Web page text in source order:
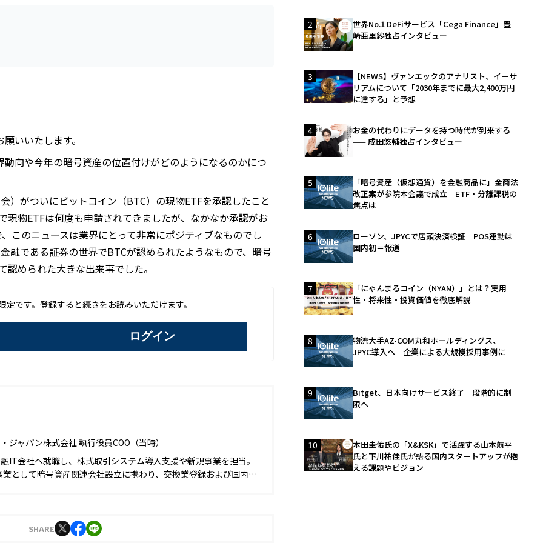
いいたします。
向や今年の暗号資産の位置付けがどのようになるのかにつ
）がついにビットコイン（BTC）の現物ETFを承認したこと
現物ETFは何度も申請されてきましたが、なかなか承認がお
このニュースは業界にとって非常にポジティブなものでし
融である証券の世界でBTCが認められたようなもので、暗号
められた大きな出来事でした。
定です。登録すると続きをお読みいただけます。
ログイン
ジャパン株式会社 執行役員COO（当時）
IT会社へ就職し、株式取引システム導入支援や新規事業を担当。
として暗号資産関連会社設立に携わり、交換業登録および国内初
SHARE
2
世界No.1 DeFiサービス「Cega Finance」豊
崎亜里紗独占インタビュー
3
【NEWS】ヴァンエックのアナリスト、イーサ
リアムについて「2030年までに最大2,400万円
に達する」と予想
4
お金の代わりにデータを持つ時代が到来する
—— 成田悠輔独占インタビュー
5
「暗号資産（仮想通貨）を金融商品に」金商法
改正案が参院本会議で成立 ETF・分離課税の
焦点は
6
ローソン、JPYCで店頭決済検証 POS連動は
国内初＝報道
7
「にゃんまるコイン（NYAN）」とは？実用
性・将来性・投資価値を徹底解説
8
物流大手AZ-COM丸和ホールディングス、
JPYC導入へ 企業による大規模採用事例に
9
Bitget、日本向けサービス終了 段階的に制
限へ
10
本田圭佑氏の「X&KSK」で活躍する山本航平
氏と下川祐佳氏が語る国内スタートアップが抱
える課題やビジョン